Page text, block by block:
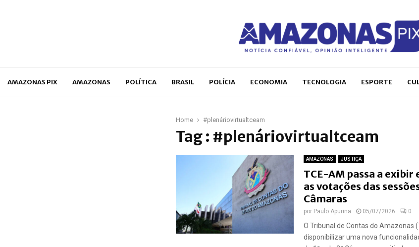
AMAZONAS PIX AMAZONAS POLÍTICA BRASIL POLÍCIA ECONOMIA TECNOLOGIA ESPORTE
Home #plenáriovirtualtceam
Tag : #plenáriovirtualtceam
AMAZONAS JUSTIÇA
TCE-AM passa a
as votações das
Câmaras
por Paulo Apurina 05/07/2026 0
O Tribunal de Contas do Amazonas
disponibilizar uma nova